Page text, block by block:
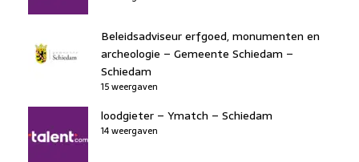
Beleidsadviseur erfgoed, monumenten en
archeologie – Gemeente Schiedam –
Schiedam
15 weergaven
loodgieter – Ymatch – Schiedam
14 weergaven